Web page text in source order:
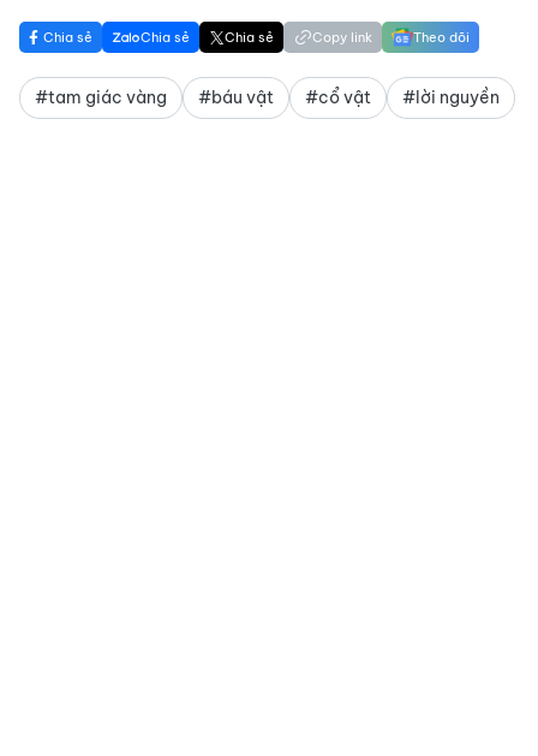
Chia sẻ Chia sẻ Chia sẻ Copy link Theo dõi
#tam giác vàng #báu vật #cổ vật #lời nguyền